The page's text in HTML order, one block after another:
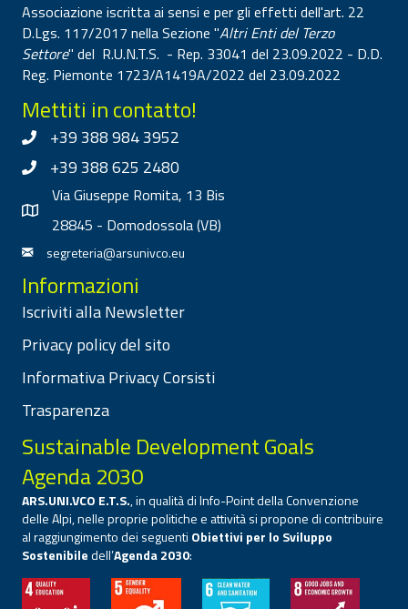
Associazione iscritta ai sensi e per gli effetti dell'art. 22
D.Lgs. 117/2017 nella Sezione "Altri Enti del Terzo
Settore" del R.U.N.T.S. - Rep. 33041 del 23.09.2022 - D.D.
Reg. Piemonte 1723/A1419A/2022 del 23.09.2022
Mettiti in contatto!
+39 388 984 3952
+39 388 625 2480
Via Giuseppe Romita, 13 Bis
28845 - Domodossola (VB)
segreteria@arsunivco.eu
Informazioni
Iscriviti alla Newsletter
Privacy policy del sito
Informativa Privacy Corsisti
Trasparenza
Sustainable Development Goals
Agenda 2030
ARS.UNI.VCO E.T.S., in qualità di Info-Point della Convenzione
delle Alpi, nelle proprie politiche e attività si propone di contribuire
al raggiungimento dei seguenti Obiettivi per lo Sviluppo
Sostenibiledell’Agenda 2030: